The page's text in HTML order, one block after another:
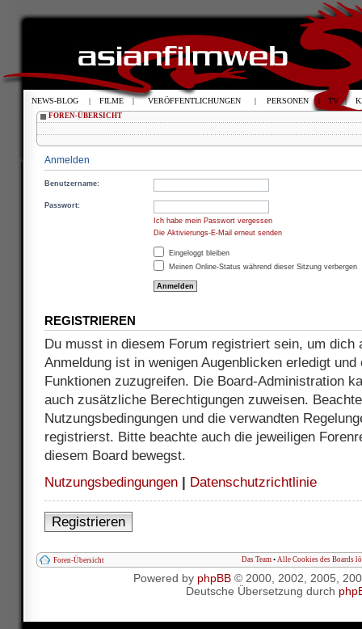
FOREN-ÜBERSICHT
Anmelden
Benutzername:
Passwort:
Ich habe mein Passwort vergessen
Die Aktivierungs-E-Mail erneut senden
Eingeloggt bleiben
Meinen Online-Status während dieser Sitzung verbergen
REGISTRIEREN
Du musst in diesem Forum registriert sein, um dich
Anmeldung ist in wenigen Augenblicken erledigt
Funktionen zuzugreifen. Die Board-Administration
auch zusätzliche Berechtigungen zuweisen.
Nutzungsbedingungen und die verwandten
registrierst. Bitte beachte auch die jeweiligen
diesem Board bewegst.
Nutzungsbedingungen
Datenschutzrichtlinie
Registrieren
Foren-Übersicht Das Team • Alle Cookies des Boards
Powered by phpBB© 2000, 2002, 2005,
Deutsche Übersetzung durch
NEWS-BLOG | FILME | VERÖFFENTLICHUNGEN | PERSONEN | TV |